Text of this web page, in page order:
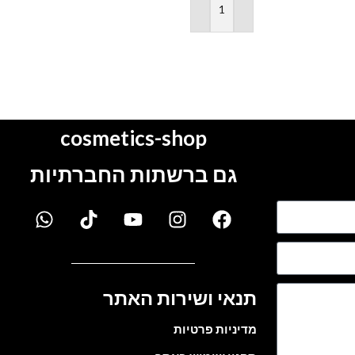
הוספה לסל
cosmetics-shop
גם ברשתות החברתיות
תנאי ושירות האתר
מדיניות פרטיות